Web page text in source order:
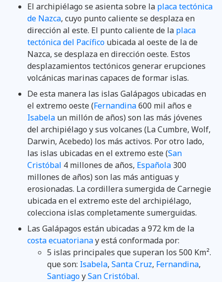
El archipiélago se asienta sobre la placa tectónica
de Nazca, cuyo punto caliente se desplaza en
dirección al este. El punto caliente de la placa
tectónica del Pacífico ubicada al oeste de la de
Nazca, se desplaza en dirección oeste. Estos
desplazamientos tectónicos generar erupciones
volcánicas marinas capaces de formar islas.
De esta manera las islas Galápagos ubicadas en
el extremo oeste (Fernandina600 mil años e
Isabela un millón de años) son las más jóvenes
del archipiélago y sus volcanes (La Cumbre, Wolf,
Darwin, Acebedo) los más activos. Por otro lado,
las islas ubicadas en el extremo este (San
Cristóbal 4 millones de años, Española 300
millones de años) son las más antiguas y
erosionadas. La cordillera sumergida de Carnegie
ubicada en el extremo este del archipiélago,
colecciona islas completamente sumerguidas.
Las Galápagos están ubicadas a 972 km de la
costa ecuatorianay está conformada por:
5 islas principales que superan los 500 Km².
que son: Isabela, Santa Cruz, Fernandina,
SantiagoySan Cristóbal.